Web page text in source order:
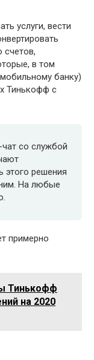
услуги, вести
счетов,
в том
банку)
Тинькофф с
со службой
этого решения
На любые
примерно
Тинькофф
на 2020